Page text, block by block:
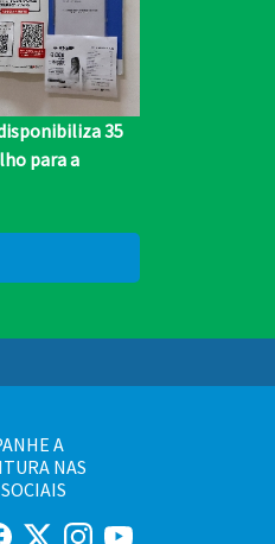
35
para a
A
NAS